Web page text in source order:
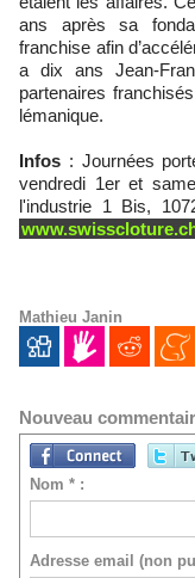
ans après sa
franchise afin
a dix ans Jean-
partenaires
lémanique.
Infos : Journées
vendredi 1er et
l'industrie 1 Bis,
Mathieu Janin
Nouveau
Nom * :
Adresse email (non